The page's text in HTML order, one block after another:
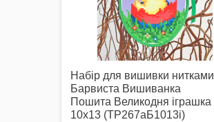
Набір для вишивки нитками
Барвиста Вишиванка
Пошита Великодня іграшка
10х13 (ТР267аБ1013i)